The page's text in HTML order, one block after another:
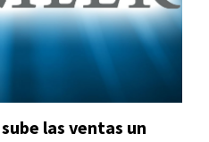
las ventas un